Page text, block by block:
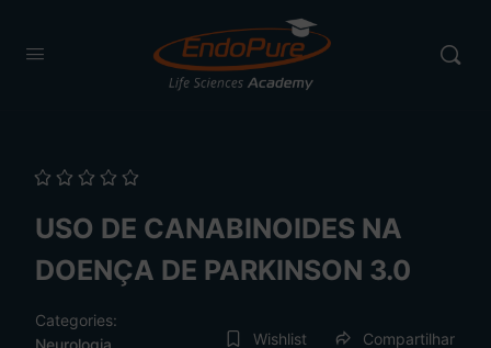
USO DE CANABINOIDES NA
DOENÇA DE PARKINSON 3.0
Categories:
Wishlist Compartilhar